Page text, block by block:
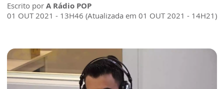
Escrito por A Rádio POP
01 OUT 2021 - 13H46 (Atualizada em 01 OUT 2021 - 14H21)